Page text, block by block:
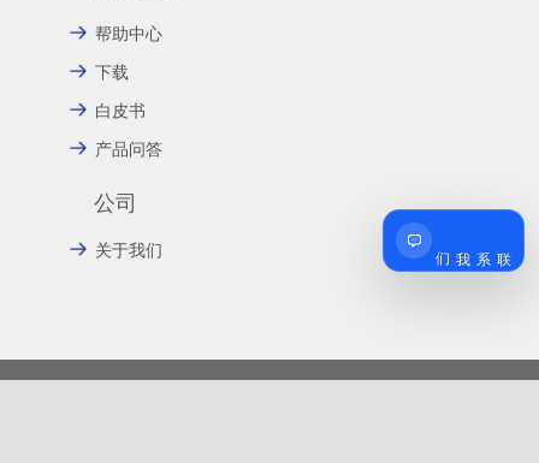
帮助中心
下载
白皮书
产品问答
公司
关于我们